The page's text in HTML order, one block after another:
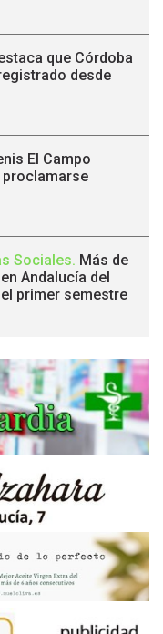
que Córdoba
desde
El Campo
proclamarse
Sociales. Más de
Andalucía del
primer semestre